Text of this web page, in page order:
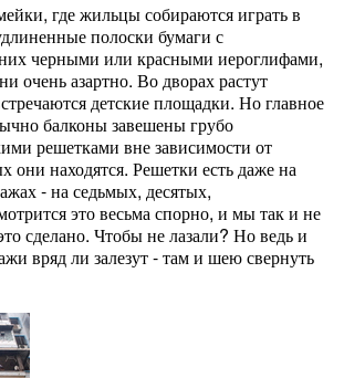
где жильцы собираются играть в
полоски бумаги с
черными или красными иероглифами,
очень азартно. Во дворах растут
детские площадки. Но главное
балконы завешены грубо
решетками вне зависимости от
они находятся. Решетки есть даже на
- на седьмых, десятых,
это весьма спорно, и мы так и не
сделано. Чтобы не лазали? Но ведь и
вряд ли залезут - там и шею свернуть